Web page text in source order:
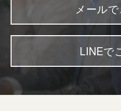
メール
LINEで